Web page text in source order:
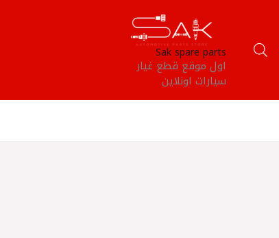
Sak spare parts
اول موقع قطع غيار
سيارات اونلاين